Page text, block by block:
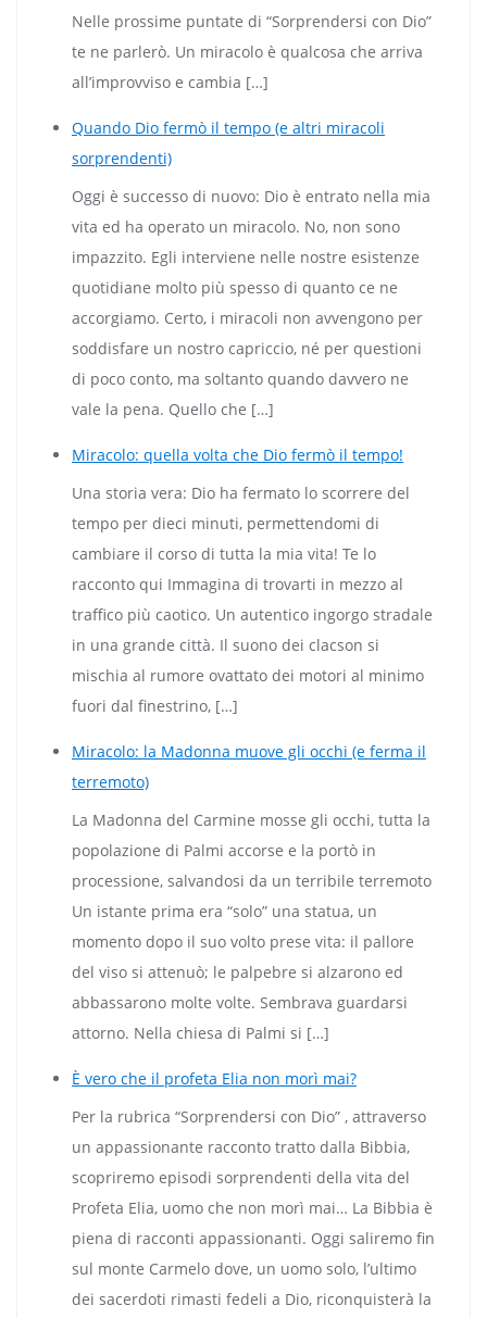
Nelle prossime puntate di “Sorprendersi con Dio”
te ne parlerò. Un miracolo è qualcosa che arriva
all’improvviso e cambia […]
Quando Dio fermò il tempo (e altri miracoli
sorprendenti)
Oggi è successo di nuovo: Dio è entrato nella mia
vita ed ha operato un miracolo. No, non sono
impazzito. Egli interviene nelle nostre esistenze
quotidiane molto più spesso di quanto ce ne
accorgiamo. Certo, i miracoli non avvengono per
soddisfare un nostro capriccio, né per questioni
di poco conto, ma soltanto quando davvero ne
vale la pena. Quello che […]
Miracolo: quella volta che Dio fermò il tempo!
Una storia vera: Dio ha fermato lo scorrere del
tempo per dieci minuti, permettendomi di
cambiare il corso di tutta la mia vita! Te lo
racconto qui Immagina di trovarti in mezzo al
traffico più caotico. Un autentico ingorgo stradale
in una grande città. Il suono dei clacson si
mischia al rumore ovattato dei motori al minimo
fuori dal finestrino, […]
Miracolo: la Madonna muove gli occhi (e ferma il
terremoto)
La Madonna del Carmine mosse gli occhi, tutta la
popolazione di Palmi accorse e la portò in
processione, salvandosi da un terribile terremoto
Un istante prima era “solo” una statua, un
momento dopo il suo volto prese vita: il pallore
del viso si attenuò; le palpebre si alzarono ed
abbassarono molte volte. Sembrava guardarsi
attorno. Nella chiesa di Palmi si […]
È vero che il profeta Elia non morì mai?
Per la rubrica “Sorprendersi con Dio” , attraverso
un appassionante racconto tratto dalla Bibbia,
scopriremo episodi sorprendenti della vita del
Profeta Elia, uomo che non morì mai… La Bibbia è
piena di racconti appassionanti. Oggi saliremo fin
sul monte Carmelo dove, un uomo solo, l’ultimo
dei sacerdoti rimasti fedeli a Dio, riconquisterà la